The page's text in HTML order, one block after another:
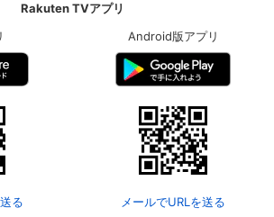
Rakuten TVアプリ
る
Android版アプリ
メールでURLを送る